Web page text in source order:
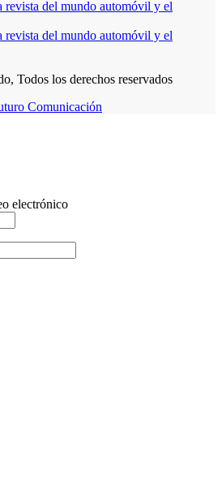
Todos los derechos reservados
Comunicación
electrónico